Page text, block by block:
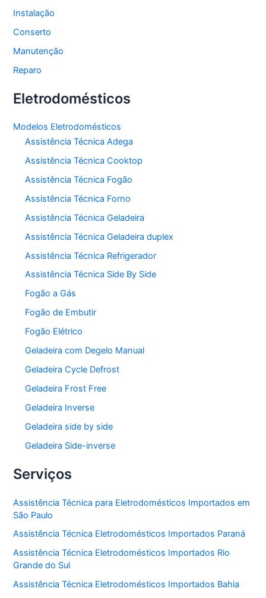
Instalação
Conserto
Manutenção
Reparo
Eletrodomésticos
Modelos Eletrodomésticos
Assistência Técnica Adega
Assistência Técnica Cooktop
Assistência Técnica Fogão
Assistência Técnica Forno
Assistência Técnica Geladeira
Assistência Técnica Geladeira duplex
Assistência Técnica Refrigerador
Assistência Técnica Side By Side
Fogão a Gás
Fogão de Embutir
Fogão Elétrico
Geladeira com Degelo Manual
Geladeira Cycle Defrost
Geladeira Frost Free
Geladeira Inverse
Geladeira side by side
Geladeira Side-inverse
Serviços
Assistência Técnica para Eletrodomésticos Importados em
São Paulo
Assistência Técnica Eletrodomésticos Importados Paraná
Assistência Técnica Eletrodomésticos Importados Rio
Grande do Sul
Assistência Técnica Eletrodomésticos Importados Bahia